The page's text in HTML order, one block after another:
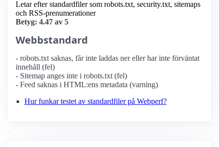
Letar efter standardfiler som robots.txt, security.txt, sitemaps
och RSS-prenumerationer
Betyg: 4.47 av 5
Webbstandard
- robots.txt saknas, får inte laddas ner eller har inte förväntat
innehåll (fel)
- Sitemap anges inte i robots.txt (fel)
- Feed saknas i HTML:ens metadata (varning)
Hur funkar testet av standardfiler på Webperf?